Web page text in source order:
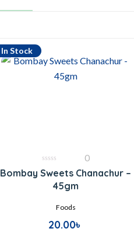
In Stock
0
out
0
Bombay Sweets Chanachur –
45gm
Foods
20.00৳